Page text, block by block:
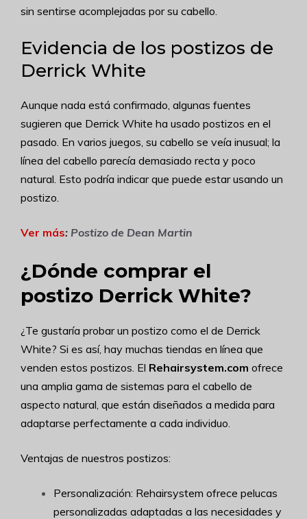
sin sentirse acomplejadas por su cabello.
Evidencia de los postizos de
Derrick White
Aunque nada está confirmado, algunas fuentes
sugieren que Derrick White ha usado postizos en el
pasado. En varios juegos, su cabello se veía inusual; la
línea del cabello parecía demasiado recta y poco
natural. Esto podría indicar que puede estar usando un
postizo.
Ver más: Postizo de Dean Martin
¿Dónde comprar el
postizo Derrick White?
¿Te gustaría probar un postizo como el de Derrick
White? Si es así, hay muchas tiendas en línea que
venden estos postizos. El Rehairsystem.com ofrece
una amplia gama de sistemas para el cabello de
aspecto natural, que están diseñados a medida para
adaptarse perfectamente a cada individuo.
Ventajas de nuestros postizos:
Personalización: Rehairsystem ofrece pelucas
personalizadas adaptadas a las necesidades y